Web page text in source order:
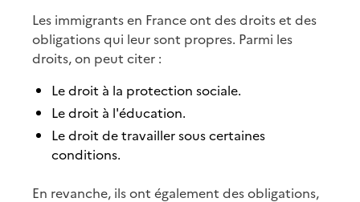
Les immigrants en France ont des droits et des
obligations qui leur sont propres. Parmi les
droits, on peut citer :
Le droit à la protection sociale.
Le droit à l'éducation.
Le droit de travailler sous certaines
conditions.
En revanche, ils ont également des obligations,